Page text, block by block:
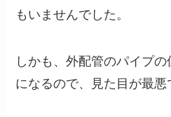
もいませんでした。
しかも、外配管のパイプの
になるので、見た目が最悪